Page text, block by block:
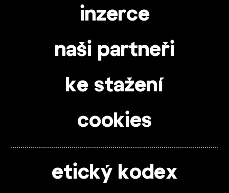
inzerce
naši partneři
ke stažení
cookies
etický kodex